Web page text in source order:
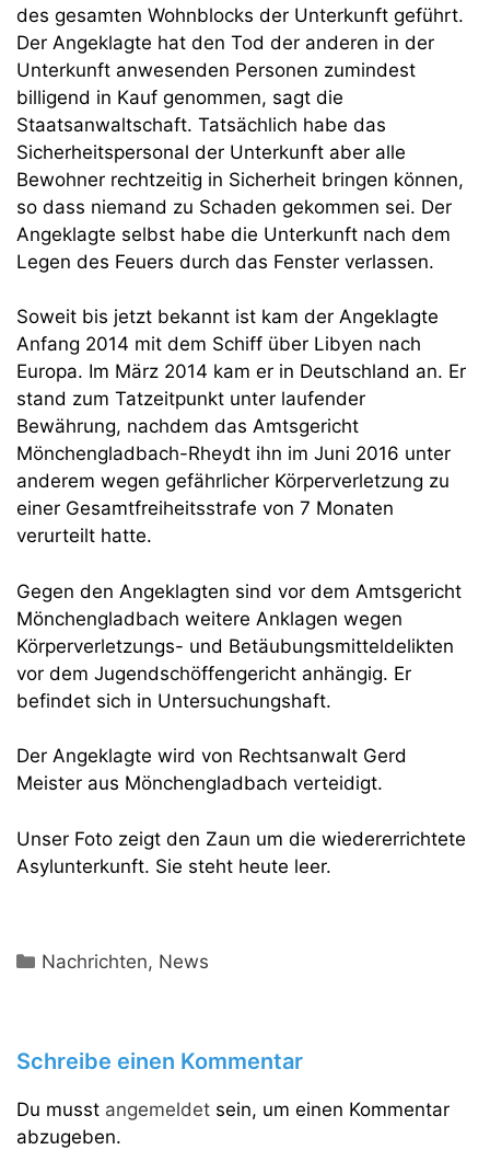
des gesamten Wohnblocks der Unterkunft geführt.
Der Angeklagte hat den Tod der anderen in der
Unterkunft anwesenden Personen zumindest
billigend in Kauf genommen, sagt die
Staatsanwaltschaft. Tatsächlich habe das
Sicherheitspersonal der Unterkunft aber alle
Bewohner rechtzeitig in Sicherheit bringen können,
so dass niemand zu Schaden gekommen sei. Der
Angeklagte selbst habe die Unterkunft nach dem
Legen des Feuers durch das Fenster verlassen.
Soweit bis jetzt bekannt ist kam der Angeklagte
Anfang 2014 mit dem Schiff über Libyen nach
Europa. Im März 2014 kam er in Deutschland an. Er
stand zum Tatzeitpunkt unter laufender
Bewährung, nachdem das Amtsgericht
Mönchengladbach-Rheydt ihn im Juni 2016 unter
anderem wegen gefährlicher Körperverletzung zu
einer Gesamtfreiheitsstrafe von 7 Monaten
verurteilt hatte.
Gegen den Angeklagten sind vor dem Amtsgericht
Mönchengladbach weitere Anklagen wegen
Körperverletzungs- und Betäubungsmitteldelikten
vor dem Jugendschöffengericht anhängig. Er
befindet sich in Untersuchungshaft.
Der Angeklagte wird von Rechtsanwalt Gerd
Meister aus Mönchengladbach verteidigt.
Unser Foto zeigt den Zaun um die wiedererrichtete
Asylunterkunft. Sie steht heute leer.
Kategorien
Nachrichten, News
Schreibe einen Kommentar
Du musst angemeldet sein, um einen Kommentar
abzugeben.